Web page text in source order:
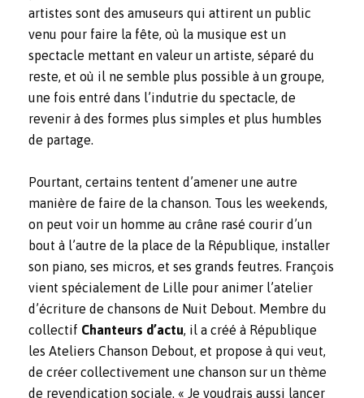
artistes sont des amuseurs qui attirent un public
venu pour faire la fête, où la musique est un
spectacle mettant en valeur un artiste, séparé du
reste, et où il ne semble plus possible à un groupe,
une fois entré dans l’indutrie du spectacle, de
revenir à des formes plus simples et plus humbles
de partage.
Pourtant, certains tentent d’amener une autre
manière de faire de la chanson. Tous les weekends,
on peut voir un homme au crâne rasé courir d’un
bout à l’autre de la place de la République, installer
son piano, ses micros, et ses grands feutres. François
vient spécialement de Lille pour animer l’atelier
d’écriture de chansons de Nuit Debout. Membre du
collectif Chanteurs d’actu, il a créé à République
les Ateliers Chanson Debout, et propose à qui veut,
de créer collectivement une chanson sur un thème
de revendication sociale. « Je voudrais aussi lancer